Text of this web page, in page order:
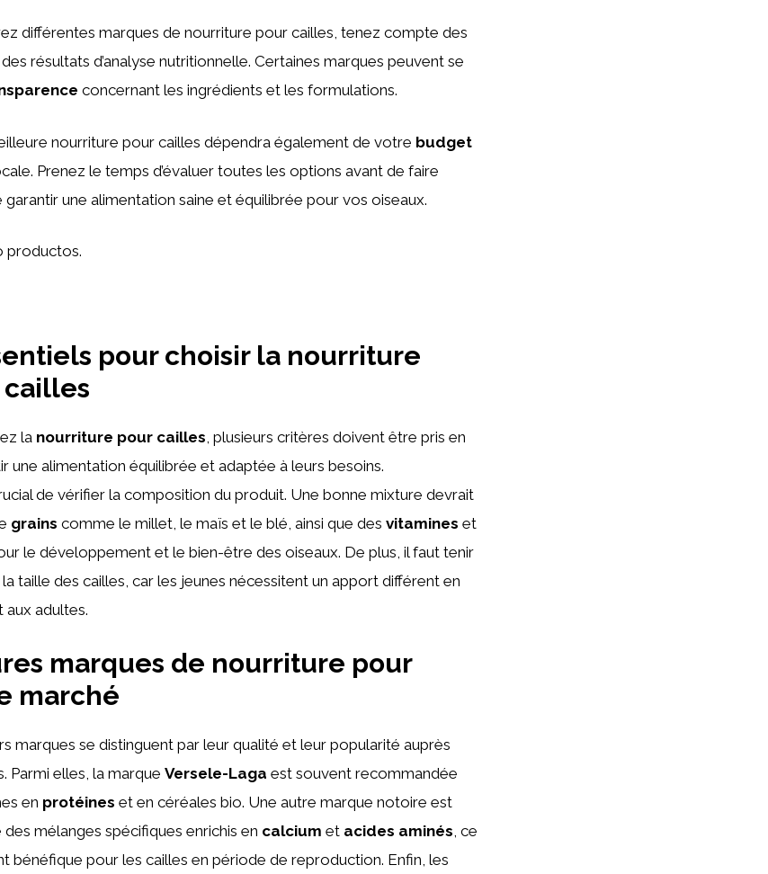
différentes marques de nourriture pour cailles, tenez compte des
résultats d’analyse nutritionnelle. Certaines marques peuvent se
concernant les ingrédients et les formulations.
nourriture pour cailles dépendra également de votre budget
Prenez le temps d’évaluer toutes les options avant de faire
une alimentation saine et équilibrée pour vos oiseaux.
productos.
pour choisir la nourriture
la nourriture pour cailles, plusieurs critères doivent être pris en
une alimentation équilibrée et adaptée à leurs besoins.
de vérifier la composition du produit. Une bonne mixture devrait
grains comme le millet, le maïs et le blé, ainsi que des vitamines et
le développement et le bien-être des oiseaux. De plus, il faut tenir
taille des cailles, car les jeunes nécessitent un apport différent en
adultes.
marques de nourriture pour
marché
marques se distinguent par leur qualité et leur popularité auprès
Parmi elles, la marque Versele-Laga est souvent recommandée
en protéines et en céréales bio. Une autre marque notoire est
mélanges spécifiques enrichis en calcium et acides aminés , ce
bénéfique pour les cailles en période de reproduction. Enfin, les